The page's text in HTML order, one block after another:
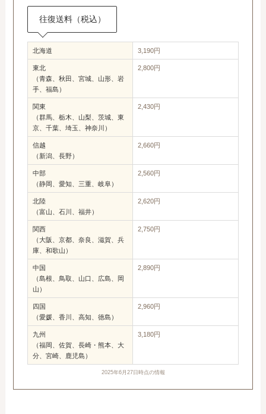
往復送料（税込）
北海道 3,190円
東北
（青森、秋田、宮城、山形、岩
手、福島）
2,800円
関東
（群馬、栃木、山梨、茨城、東
京、千葉、埼玉、神奈川）
2,430円
信越
（新潟、長野）
2,660円
中部
（静岡、愛知、三重、岐阜）
2,560円
北陸
（富山、石川、福井）
2,620円
関西
（大阪、京都、奈良、滋賀、兵
庫、和歌山）
2,750円
中国
（島根、鳥取、山口、広島、岡
山）
2,890円
四国
（愛媛、香川、高知、徳島）
2,960円
九州
（福岡、佐賀、長崎・熊本、大
分、宮崎、鹿児島）
3,180円
2025年6月27日時点の情報